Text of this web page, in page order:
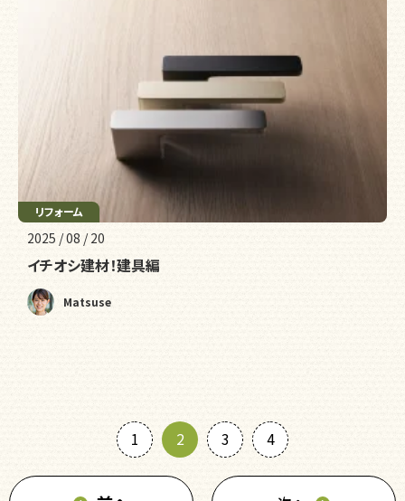
リフォーム
2025 / 08 / 20
イチオシ建材！建具編
Matsuse
1 2 3 4